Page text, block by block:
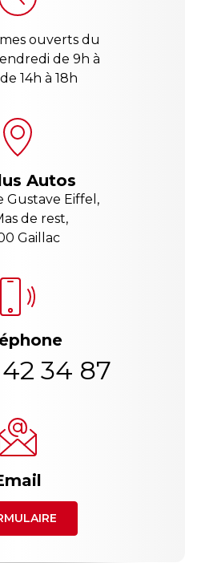
ouverts du
de 9h à
14h à 18h
Autos
Gustave Eiffel,
de rest,
Gaillac
34 87